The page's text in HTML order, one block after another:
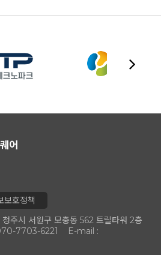
보호정책
주시 서원구 모충동 562 트릴타워 2층
7703-6221 E-mail :